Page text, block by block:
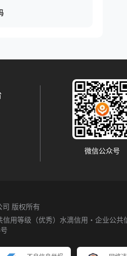
微信公众号
版权所有
用等级（优秀） 水滴信用・企业公共